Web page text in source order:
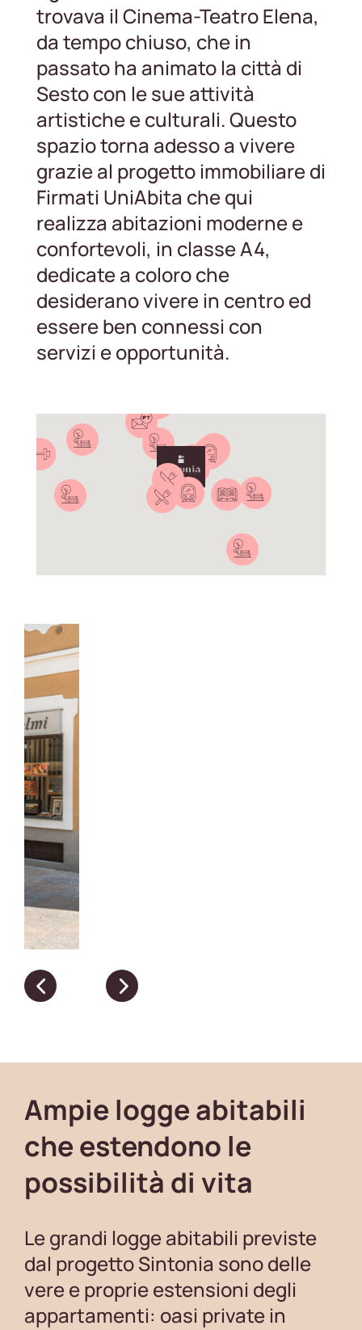
trovava il Cinema-Teatro Elena,
da tempo chiuso, che in
passato ha animato la città di
Sesto con le sue attività
artistiche e culturali. Questo
spazio torna adesso a vivere
grazie al progetto immobiliare di
Firmati UniAbita che qui
realizza abitazioni moderne e
confortevoli, in classe A4,
dedicate a coloro che
desiderano vivere in centro ed
essere ben connessi con
servizi e opportunità.
Ampie logge abitabili
che estendono le
possibilità di vita
Le grandi logge abitabili previste
dal progetto Sintonia sono delle
vere e proprie estensioni degli
appartamenti: oasi private in